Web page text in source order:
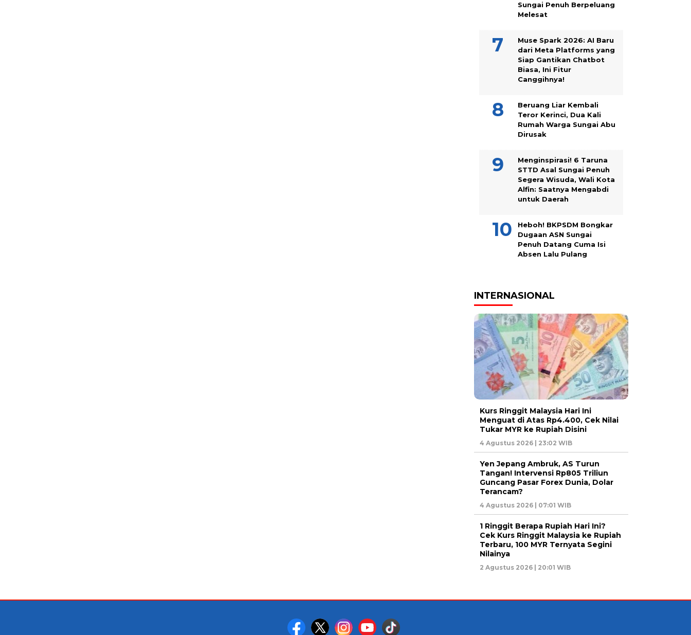
Sungai Penuh Berpeluang
Melesat
Muse Spark 2026: AI Baru
dari Meta Platforms yang
Siap Gantikan Chatbot
Biasa, Ini Fitur
Canggihnya!
Beruang Liar Kembali
Teror Kerinci, Dua Kali
Rumah Warga Sungai Abu
Dirusak
Menginspirasi! 6 Taruna
STTD Asal Sungai Penuh
Segera Wisuda, Wali Kota
Alfin: Saatnya Mengabdi
untuk Daerah
Heboh! BKPSDM Bongkar
Dugaan ASN Sungai
Penuh Datang Cuma Isi
Absen Lalu Pulang
INTERNASIONAL
Kurs Ringgit Malaysia Hari Ini
Menguat di Atas Rp4.400, Cek Nilai
Tukar MYR ke Rupiah Disini
4 Agustus 2026 | 23:02 WIB
Yen Jepang Ambruk, AS Turun
Tangan! Intervensi Rp805 Triliun
Guncang Pasar Forex Dunia, Dolar
Terancam?
4 Agustus 2026 | 07:01 WIB
1 Ringgit Berapa Rupiah Hari Ini?
Cek Kurs Ringgit Malaysia ke Rupiah
Terbaru, 100 MYR Ternyata Segini
Nilainya
2 Agustus 2026 | 20:01 WIB